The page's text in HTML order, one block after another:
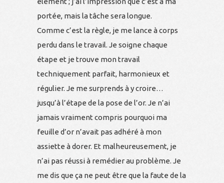
portée, mais la tâche sera longue.
Comme c’est la règle, je me lance à corps
perdu dans le travail. Je soigne chaque
étape et je trouve mon travail
techniquement parfait, harmonieux et
régulier. Je me surprends à y croire…
jusqu’à l’étape de la pose de l’or. Je n’ai
jamais vraiment compris pourquoi ma
feuille d’or n’avait pas adhéré à mon
assiette à dorer. Et malheureusement, je
n’ai pas réussi à remédier au problème. Je
me dis que ça ne peut être que la faute de la